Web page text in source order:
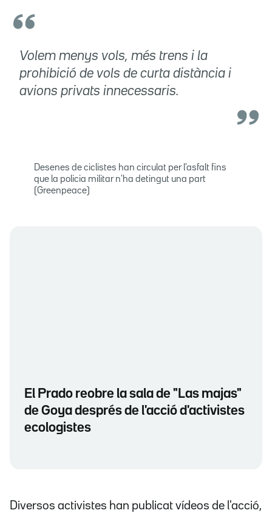
Volem menys vols, més trens i la
prohibició de vols de curta distància i
avions privats innecessaris.
Desenes de ciclistes han circulat per l'asfalt fins
que la policia militar n'ha detingut una part
(Greenpeace)
El Prado reobre la sala de "Las majas"
de Goya després de l'acció d'activistes
ecologistes
Diversos activistes han publicat vídeos de l'acció,